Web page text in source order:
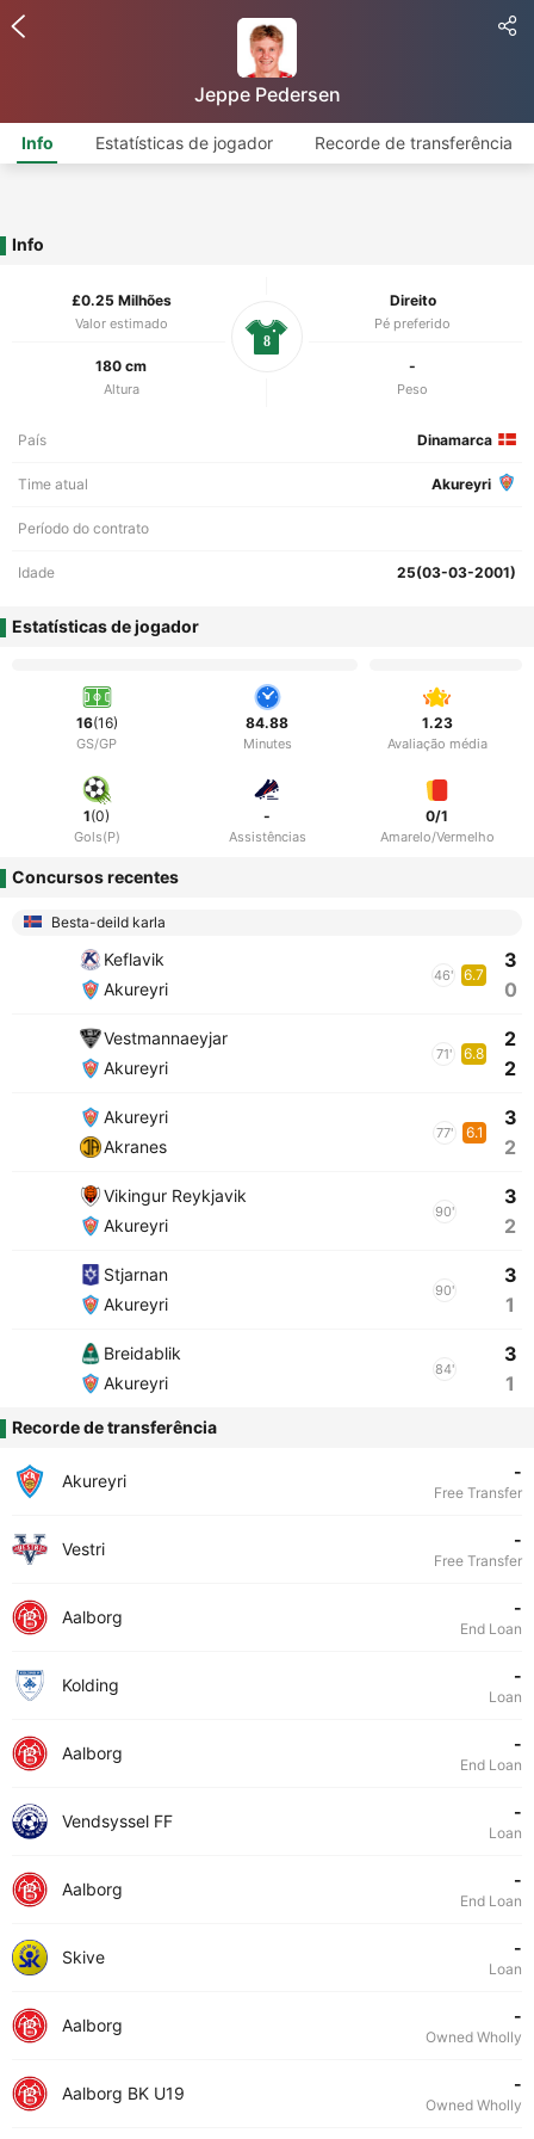
Jeppe Pedersen
Info Estatísticas de jogador Recorde de transferência
Info
£0.25 Milhões
Valor estimado
Direito
Pé preferido
180 cm
Altura
-
Peso
8
País Dinamarca
Time atual Akureyri
Período do contrato
Idade 25(03-03-2001)
Estatísticas de jogador
16(16)
GS/GP
84.88
Minutes
1.23
Avaliação média
1(0)
Gols(P)
-
Assistências
0/1
Amarelo/Vermelho
Concursos recentes
Besta-deild karla
Keflavik
Akureyri
46' 6.7
3
0
Vestmannaeyjar
Akureyri
71' 6.8
2
2
Akureyri
Akranes
77' 6.1
3
2
Vikingur Reykjavik
Akureyri
90'
3
2
Stjarnan
Akureyri
90'
3
1
Breidablik
Akureyri
84'
3
1
Recorde de transferência
Akureyri -
Free Transfer
Vestri -
Free Transfer
Aalborg -
End Loan
Kolding -
Loan
Aalborg -
End Loan
Vendsyssel FF -
Loan
Aalborg -
End Loan
Skive -
Loan
Aalborg -
Owned Wholly
Aalborg BK U19 -
Owned Wholly